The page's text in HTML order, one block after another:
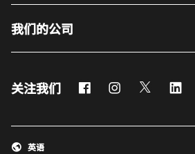
我们的公司
关注我们 FacebookInstagram
Twitter
英语